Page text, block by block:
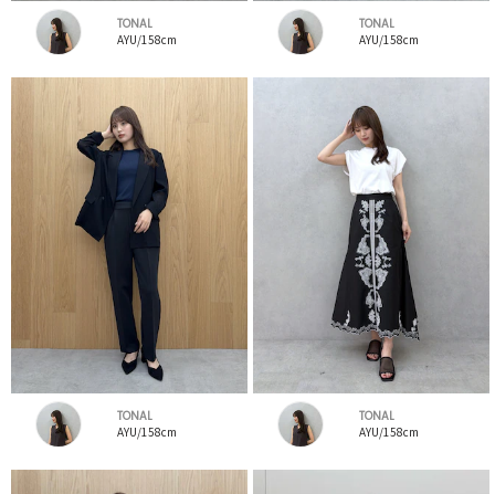
TONAL
AYU/158cm
TONAL
AYU/158cm
TONAL
AYU/158cm
TONAL
AYU/158cm